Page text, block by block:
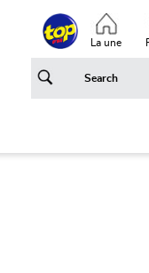
Aller au contenuTop
La une